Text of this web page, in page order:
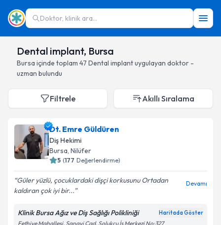
Doktor, klinik ara...
Dental implant, Bursa
Bursa içinde toplam 47 Dental implantuygulayan doktor -
uzman bulundu
Filtrele Akıllı Sıralama
Dt. Emre Güldüren
Diş Hekimi
Bursa, Nilüfer
5 (177 Değerlendirme)
Güler yüzlü, çocuklardaki dişçi korkusunu Ortadan
kaldıran çok iyi bir...
Devamı
Klinik Bursa Ağız ve Diş Sağlığı Polikliniği Haritada Göster
Fethiye Mahallesi, Sanayi Cad. Solukçu İş Merkezi No:327